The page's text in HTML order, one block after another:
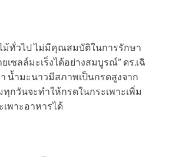
ไม้ทั่วไป ไม่มีคุณสมบัติในการรักษา
เซลล์มะเร็งได้อย่างสมบูรณ์” ดร.เฉิ
น้ำมะนาวมีสภาพเป็นกรดสูงจาก
กวันจะทำให้กรดในกระเพาะเพิ่ม
พาะอาหารได้